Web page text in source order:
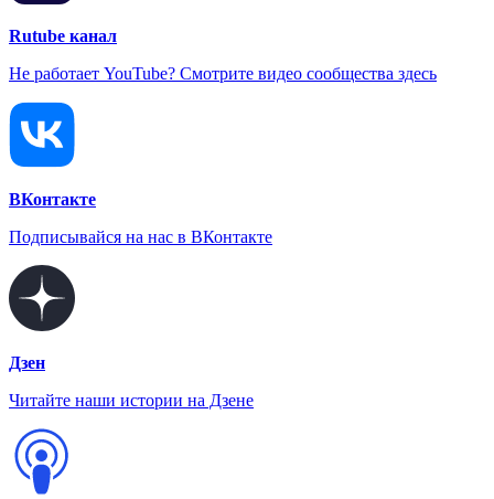
Rutube канал
Не работает YouTube? Смотрите видео сообщества здесь
ВКонтакте
Подписывайся на нас в ВКонтакте
Дзен
Читайте наши истории на Дзене